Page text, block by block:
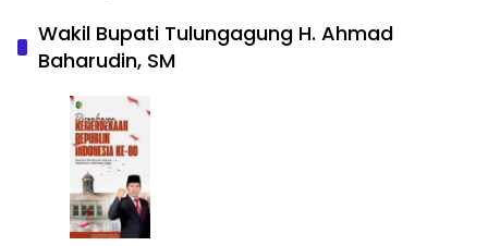
Wakil Bupati Tulungagung H. Ahmad
Baharudin, SM